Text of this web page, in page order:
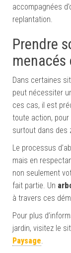
accompagnées
replantation.
Prendre
menacés
Dans certaines
peut nécessiter
ces cas, il est
toute action, pour
surtout dans des
Le processus
mais en
non seulement
fait partie. Un
à travers ces
Pour plus
jardin, visitez le
Paysage.